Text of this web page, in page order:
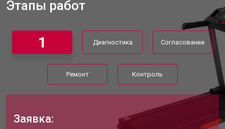
Этапы работ
1 Диагностика Согласование
Ремонт Контроль
Заявка: